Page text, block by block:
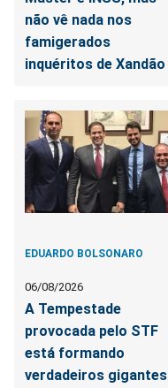
não vê nada nos
famigerados
inquéritos de Xandão
EDUARDO BOLSONARO
06/08/2026
A Tempestade
provocada pelo STF
está formando
verdadeiros gigantes